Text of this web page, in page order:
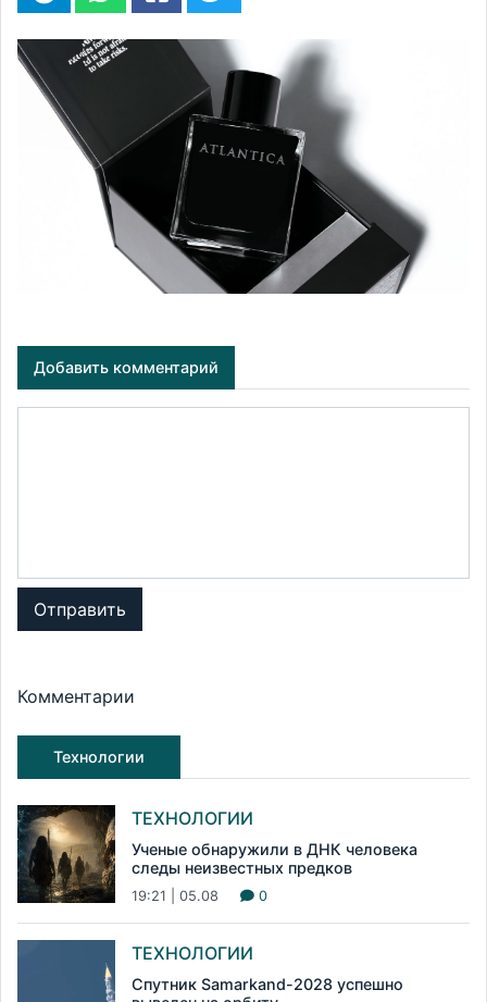
Добавить комментарий
Отправить
Комментарии
Технологии
ТЕХНОЛОГИИ
Ученые обнаружили в ДНК человека
следы неизвестных предков
19:21 | 05.08 0
ТЕХНОЛОГИИ
Спутник Samarkand-2028 успешно